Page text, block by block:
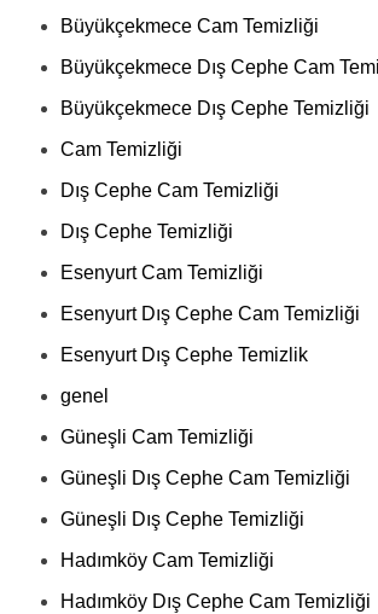
Büyükçekmece Cam Temizliği
Büyükçekmece Dış Cephe Cam
Büyükçekmece Dış Cephe Temizliği
Cam Temizliği
Dış Cephe Cam Temizliği
Dış Cephe Temizliği
Esenyurt Cam Temizliği
Esenyurt Dış Cephe Cam Temizliği
Esenyurt Dış Cephe Temizlik
genel
Güneşli Cam Temizliği
Güneşli Dış Cephe Cam Temizliği
Güneşli Dış Cephe Temizliği
Hadımköy Cam Temizliği
Hadımköy Dış Cephe Cam Temizliği